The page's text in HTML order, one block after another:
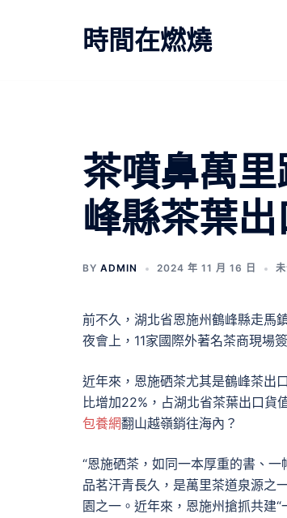
時間在燃燒
茶噴鼻萬
峰縣茶葉
BY ADMIN 2024 年 11 月 16 日
前不久，湖北省恩施州鶴峰縣走馬
夜會上，11家國際外著名茶商現場
近年來，恩施硒茶尤其是鶴峰茶出
比增加22%，占湖北省茶葉出口貨
包養網翻山越嶺銷往海內？
“恩施硒茶，如同一本厚重的書、
品茗汗青長久，是萬里茶道泉源之
園之一。近年來，恩施州搶抓共建